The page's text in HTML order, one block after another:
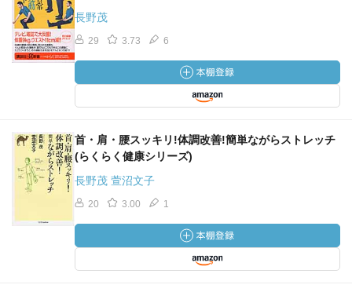
長野茂
29 3.73 6
首・肩・腰スッキリ!体調改善!簡単ながらストレッチ
(らくらく健康シリーズ)
長野茂 萱沼文子
20 3.00 1